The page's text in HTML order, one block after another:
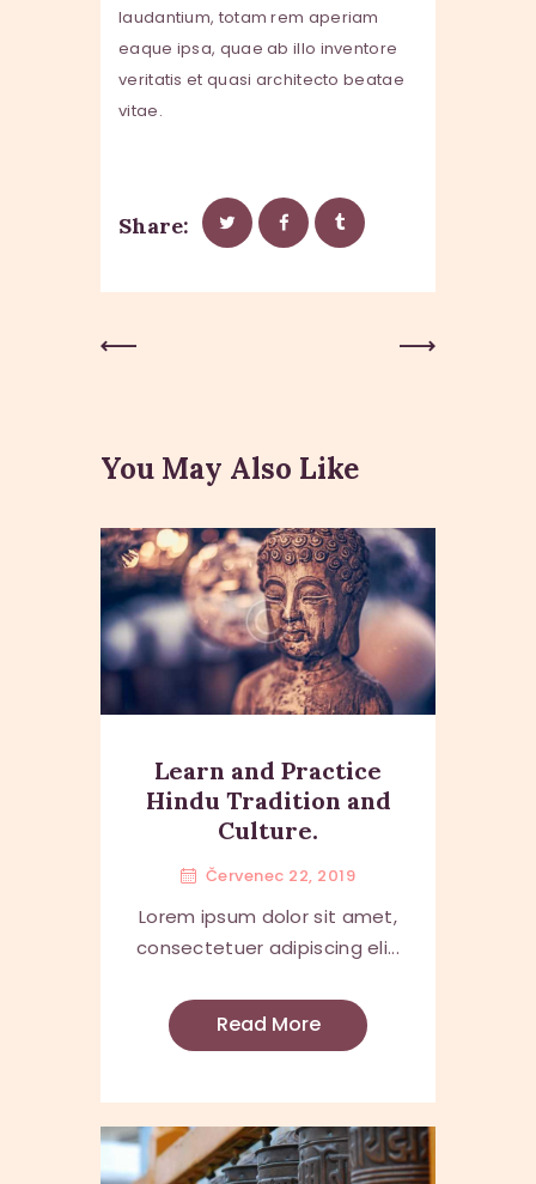
laudantium, totam rem aperiam
eaque ipsa, quae ab illo inventore
veritatis et quasi architecto beatae
vitae.
Share:
You May Also Like
Learn and Practice
Hindu Tradition and
Culture.
Červenec 22, 2019
Lorem ipsum dolor sit amet,
consectetuer adipiscing eli...
Read More